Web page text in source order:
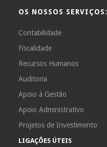
OS NOSSOS SERVIÇOS:
Contabilidade
Fiscalidade
Recursos Humanos
Auditoria
Apoio à Gestão
Apoio Administrativo
Projetos de Investimento
LIGAÇÕES ÚTEIS